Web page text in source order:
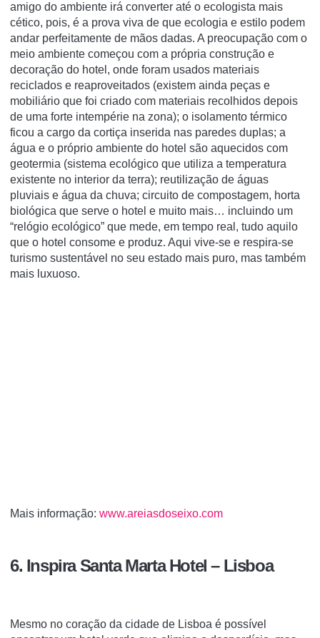
amigo do ambiente irá converter até o ecologista mais
cético, pois, é a prova viva de que ecologia e estilo podem
andar perfeitamente de mãos dadas. A preocupação com o
meio ambiente começou com a própria construção e
decoração do hotel, onde foram usados materiais
reciclados e reaproveitados (existem ainda peças e
mobiliário que foi criado com materiais recolhidos depois
de uma forte intempérie na zona); o isolamento térmico
ficou a cargo da cortiça inserida nas paredes duplas; a
água e o próprio ambiente do hotel são aquecidos com
geotermia (sistema ecológico que utiliza a temperatura
existente no interior da terra); reutilização de águas
pluviais e água da chuva; circuito de compostagem, horta
biológica que serve o hotel e muito mais… incluindo um
“relógio ecológico” que mede, em tempo real, tudo aquilo
que o hotel consome e produz. Aqui vive-se e respira-se
turismo sustentável no seu estado mais puro, mas também
mais luxuoso.
Mais informação: www.areiasdoseixo.com
6. Inspira Santa Marta Hotel – Lisboa
Mesmo no coração da cidade de Lisboa é possível